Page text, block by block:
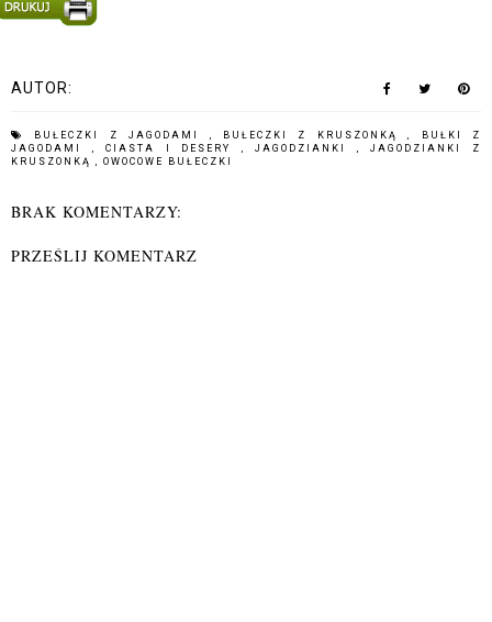
AUTOR:
BUŁECZKI Z JAGODAMI , BUŁECZKI Z KRUSZONKĄ,
BUŁKI Z
JAGODAMI ,CIASTA I DESERY ,JAGODZIANKI ,JAGODZIANKI Z
KRUSZONKĄ , OWOCOWE BUŁECZKI
BRAK KOMENTARZY:
PRZEŚLIJ KOMENTARZ